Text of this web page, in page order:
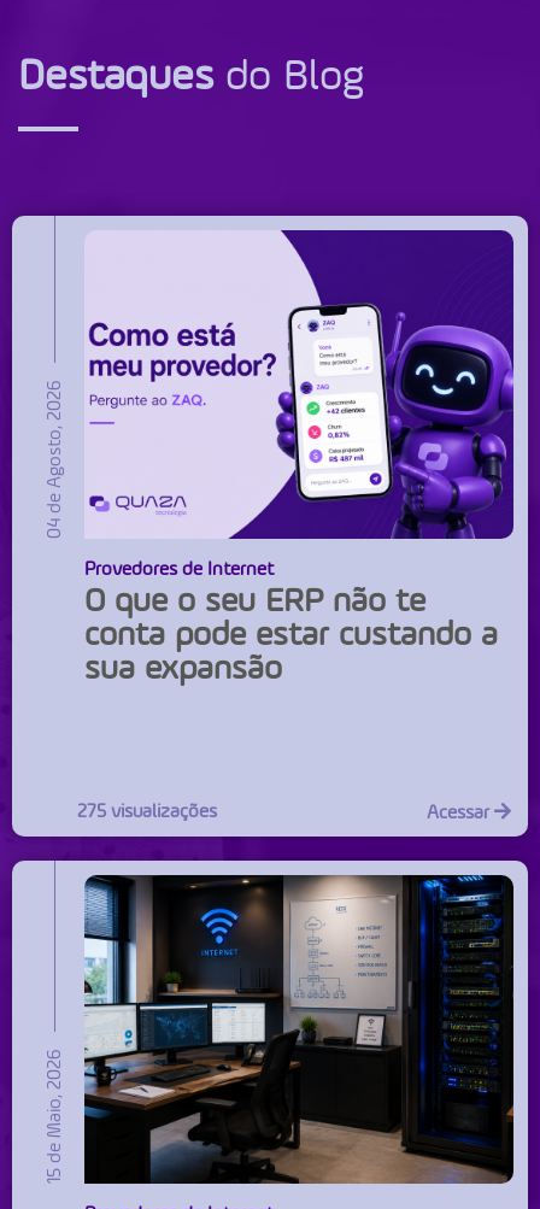
Destaquesdo Blog
04 de Agosto, 2026
Provedores de Internet
O que o seu ERP não te
conta pode estar custando a
sua expansão
275 visualizações Acessar
15 de Maio, 2026